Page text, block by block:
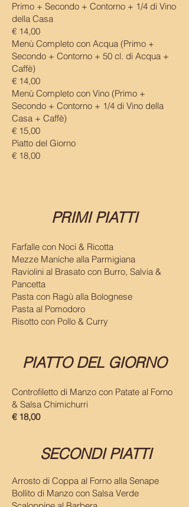
Primo + Secondo + Contorno + 1/4 di Vino
della Casa
€ 14,00
Menù Completo con Acqua (Primo +
Secondo + Contorno + 50 cl. di Acqua +
Caffè)
€ 14,00
Menù Completo con Vino (Primo +
Secondo + Contorno + 1/4 di Vino della
Casa + Caffè)
€ 15,00
Piatto del Giorno
€ 18,00
PRIMI PIATTI
Farfalle con Noci & Ricotta
Mezze Maniche alla Parmigiana
Raviolini al Brasato con Burro, Salvia &
Pancetta
Pasta con Ragù alla Bolognese
Pasta al Pomodoro
Risotto con Pollo & Curry
PIATTO DEL GIORNO
Controfiletto di Manzo con Patate al Forno
& Salsa Chimichurri
€ 18,00
SECONDI PIATTI
Arrosto di Coppa al Forno alla Senape
Bollito di Manzo con Salsa Verde